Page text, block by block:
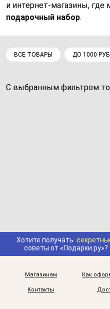
и интернет-магазины, где
подарочный набор.
ВСЕ ТОВАРЫ ДО 1000 РУБ
С выбранным фильтром
Хотите получать
советы от «Подарки.ру»?
Магазинам Как
Контакты